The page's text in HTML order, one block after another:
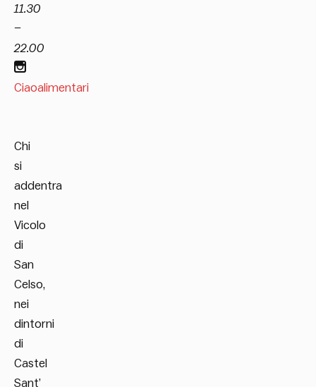
11.30
–
22.00
Ciaoalimentari
Chi
si
addentra
nel
Vicolo
di
San
Celso,
nei
dintorni
di
Castel
Sant’